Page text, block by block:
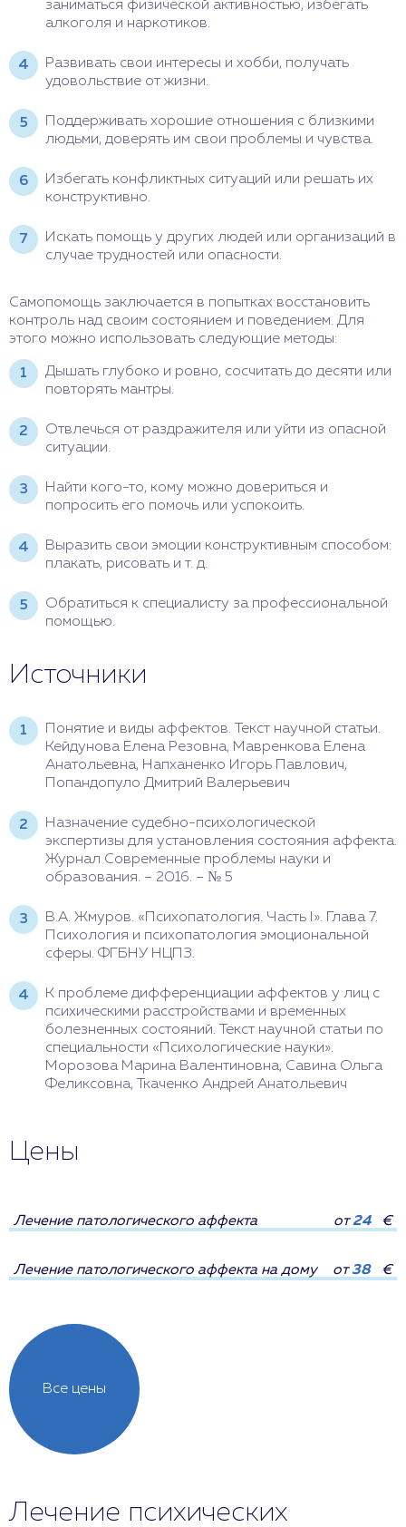
заниматься физической активностью, избегать
алкоголя и наркотиков.
Развивать свои интересы и хобби, получать
удовольствие от жизни.
Поддерживать хорошие отношения с близкими
людьми, доверять им свои проблемы и чувства.
Избегать конфликтных ситуаций или решать их
конструктивно.
Искать помощь у других людей или организаций в
случае трудностей или опасности.
Самопомощь заключается в попытках восстановить
контроль над своим состоянием и поведением. Для
этого можно использовать следующие методы:
Дышать глубоко и ровно, сосчитать до десяти или
повторять мантры.
Отвлечься от раздражителя или уйти из опасной
ситуации.
Найти кого-то, кому можно довериться и
попросить его помочь или успокоить.
Выразить свои эмоции конструктивным способом:
плакать, рисовать и т. д.
Обратиться к специалисту за профессиональной
помощью.
Источники
Понятие и виды аффектов. Текст научной статьи.
Кейдунова Елена Резовна, Мавренкова Елена
Анатольевна, Напханенко Игорь Павлович,
Попандопуло Дмитрий Валерьевич
Назначение судебно-психологической
экспертизы для установления состояния аффекта.
Журнал Современные проблемы науки и
образования. – 2016. – № 5
В.А. Жмуров. «Психопатология. Часть I». Глава 7.
Психология и психопатология эмоциональной
сферы. ФГБНУ НЦПЗ.
К проблеме дифференциации аффектов у лиц с
психическими расстройствами и временных
болезненных состояний. Текст научной статьи по
специальности «Психологические науки».
Морозова Марина Валентиновна, Савина Ольга
Феликсовна, Ткаченко Андрей Анатольевич
Цены
Все цены
Лечение патологического аффекта от24 €
Лечение патологического аффекта на дому от38 €
Лечение психических